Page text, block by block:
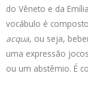
do Vêneto e da
vocábulo é
acqua, ou seja,
uma expressão
ou um abstêmio. É